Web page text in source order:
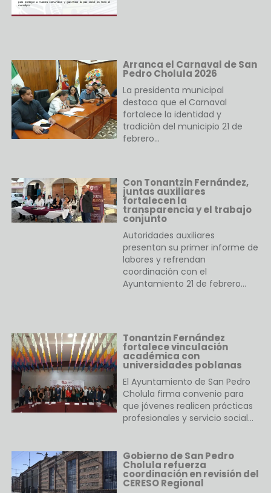
Arranca el Carnaval de San
Pedro Cholula 2026
La presidenta municipal
destaca que el Carnaval
fortalece la identidad y
tradición del municipio 21 de
febrero…
Con Tonantzin Fernández,
juntas auxiliares
fortalecen la
transparencia y el trabajo
conjunto
Autoridades auxiliares
presentan su primer informe de
labores y refrendan
coordinación con el
Ayuntamiento 21 de febrero…
Tonantzin Fernández
fortalece vinculación
académica con
universidades poblanas
El Ayuntamiento de San Pedro
Cholula firma convenio para
que jóvenes realicen prácticas
profesionales y servicio social…
Gobierno de San Pedro
Cholula refuerza
coordinación en revisión del
CERESO Regional